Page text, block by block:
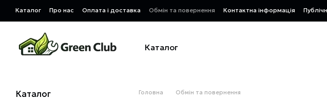
Перейти до основного контенту
Каталог Про нас Оплата і доставка Обмін та повернення Контактна інформація
Каталог
Головна Обмін та повернення
Каталог